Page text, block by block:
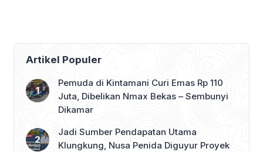
Artikel Populer
Pemuda di Kintamani Curi Emas Rp 110
Juta, Dibelikan Nmax Bekas – Sembunyi
Dikamar
Jadi Sumber Pendapatan Utama
Klungkung, Nusa Penida Diguyur Proyek